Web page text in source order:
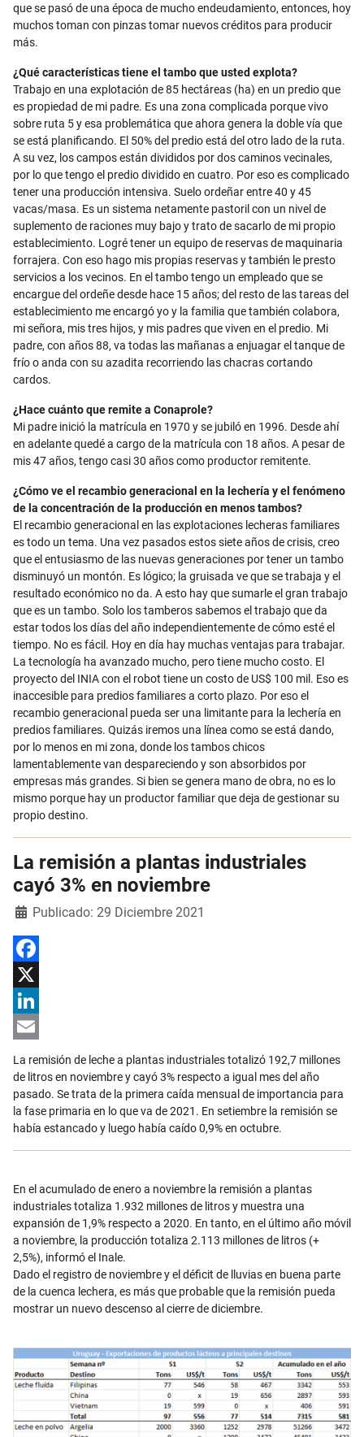
que se pasó de una época de mucho endeudamiento, entonces, hoy
muchos toman con pinzas tomar nuevos créditos para producir
más.
¿Qué características tiene el tambo que usted explota?
Trabajo en una explotación de 85 hectáreas (ha) en un predio que
es propiedad de mi padre. Es una zona complicada porque vivo
sobre ruta 5 y esa problemática que ahora genera la doble vía que
se está planificando. El 50% del predio está del otro lado de la ruta.
A su vez, los campos están divididos por dos caminos vecinales,
por lo que tengo el predio dividido en cuatro. Por eso es complicado
tener una producción intensiva. Suelo ordeñar entre 40 y 45
vacas/masa. Es un sistema netamente pastoril con un nivel de
suplemento de raciones muy bajo y trato de sacarlo de mi propio
establecimiento. Logré tener un equipo de reservas de maquinaria
forrajera. Con eso hago mis propias reservas y también le presto
servicios a los vecinos. En el tambo tengo un empleado que se
encargue del ordeñe desde hace 15 años; del resto de las tareas del
establecimiento me encargó yo y la familia que también colabora,
mi señora, mis tres hijos, y mis padres que viven en el predio. Mi
padre, con años 88, va todas las mañanas a enjuagar el tanque de
frío o anda con su azadita recorriendo las chacras cortando
cardos.
¿Hace cuánto que remite a Conaprole?
Mi padre inició la matrícula en 1970 y se jubiló en 1996. Desde ahí
en adelante quedé a cargo de la matrícula con 18 años. A pesar de
mis 47 años, tengo casi 30 años como productor remitente.
¿Cómo ve el recambio generacional en la lechería y el fenómeno
de la concentración de la producción en menos tambos?
El recambio generacional en las explotaciones lecheras familiares
es todo un tema. Una vez pasados estos siete años de crisis, creo
que el entusiasmo de las nuevas generaciones por tener un tambo
disminuyó un montón. Es lógico; la gruisada ve que se trabaja y el
resultado económico no da. A esto hay que sumarle el gran trabajo
que es un tambo. Solo los tamberos sabemos el trabajo que da
estar todos los días del año independientemente de cómo esté el
tiempo. No es fácil. Hoy en día hay muchas ventajas para trabajar.
La tecnología ha avanzado mucho, pero tiene mucho costo. El
proyecto del INIA con el robot tiene un costo de US$ 100 mil. Eso es
inaccesible para predios familiares a corto plazo. Por eso el
recambio generacional pueda ser una limitante para la lechería en
predios familiares. Quizás iremos una línea como se está dando,
por lo menos en mi zona, donde los tambos chicos
lamentablemente van despareciendo y son absorbidos por
empresas más grandes. Si bien se genera mano de obra, no es lo
mismo porque hay un productor familiar que deja de gestionar su
propio destino.
La remisión a plantas industriales
cayó 3% en noviembre
DetallesPublicado: 29 Diciembre 2021
Facebook
X
LinkedIn
La remisión de leche a plantas industriales totalizó 192,7 millones
de litros en noviembre y cayó 3% respecto a igual mes del año
pasado. Se trata de la primera caída mensual de importancia para
la fase primaria en lo que va de 2021. En setiembre la remisión se
había estancado y luego había caído 0,9% en octubre.
En el acumulado de enero a noviembre la remisión a plantas
industriales totaliza 1.932 millones de litros y muestra una
expansión de 1,9% respecto a 2020. En tanto, en el último año móvil
a noviembre, la producción totaliza 2.113 millones de litros (+
2,5%), informó el Inale.
Dado el registro de noviembre y el déficit de lluvias en buena parte
de la cuenca lechera, es más que probable que la remisión pueda
mostrar un nuevo descenso al cierre de diciembre.